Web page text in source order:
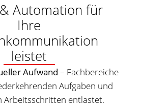
Automation für
Ihre
leistet
Aufwand – Fachbereiche
Aufgaben und
Arbeitsschritten entlastet.